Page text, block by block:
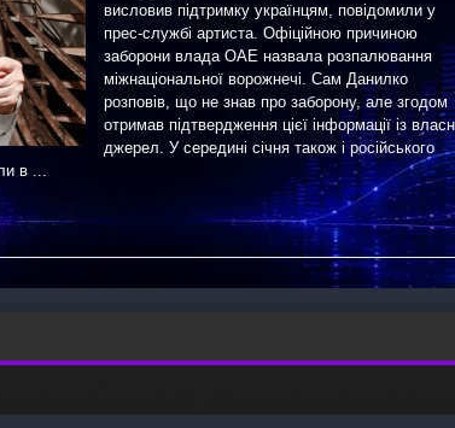
висловив підтримку українцям, повідомили у
прес-службі артиста. Офіційною причиною
заборони влада ОАЕ назвала розпалювання
міжнаціональної ворожнечі. Сам Данилко
розповів, що не знав про заборону, але згодом
отримав підтвердження цієї інформації із
джерел. У середині січня також і російського
в ...